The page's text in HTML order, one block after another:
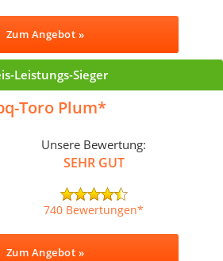
Zum Angebot »
Leistungs-Sieger
Toro Plum
Unsere Bewertung:
SEHR GUT
740 Bewertungen
Zum Angebot »